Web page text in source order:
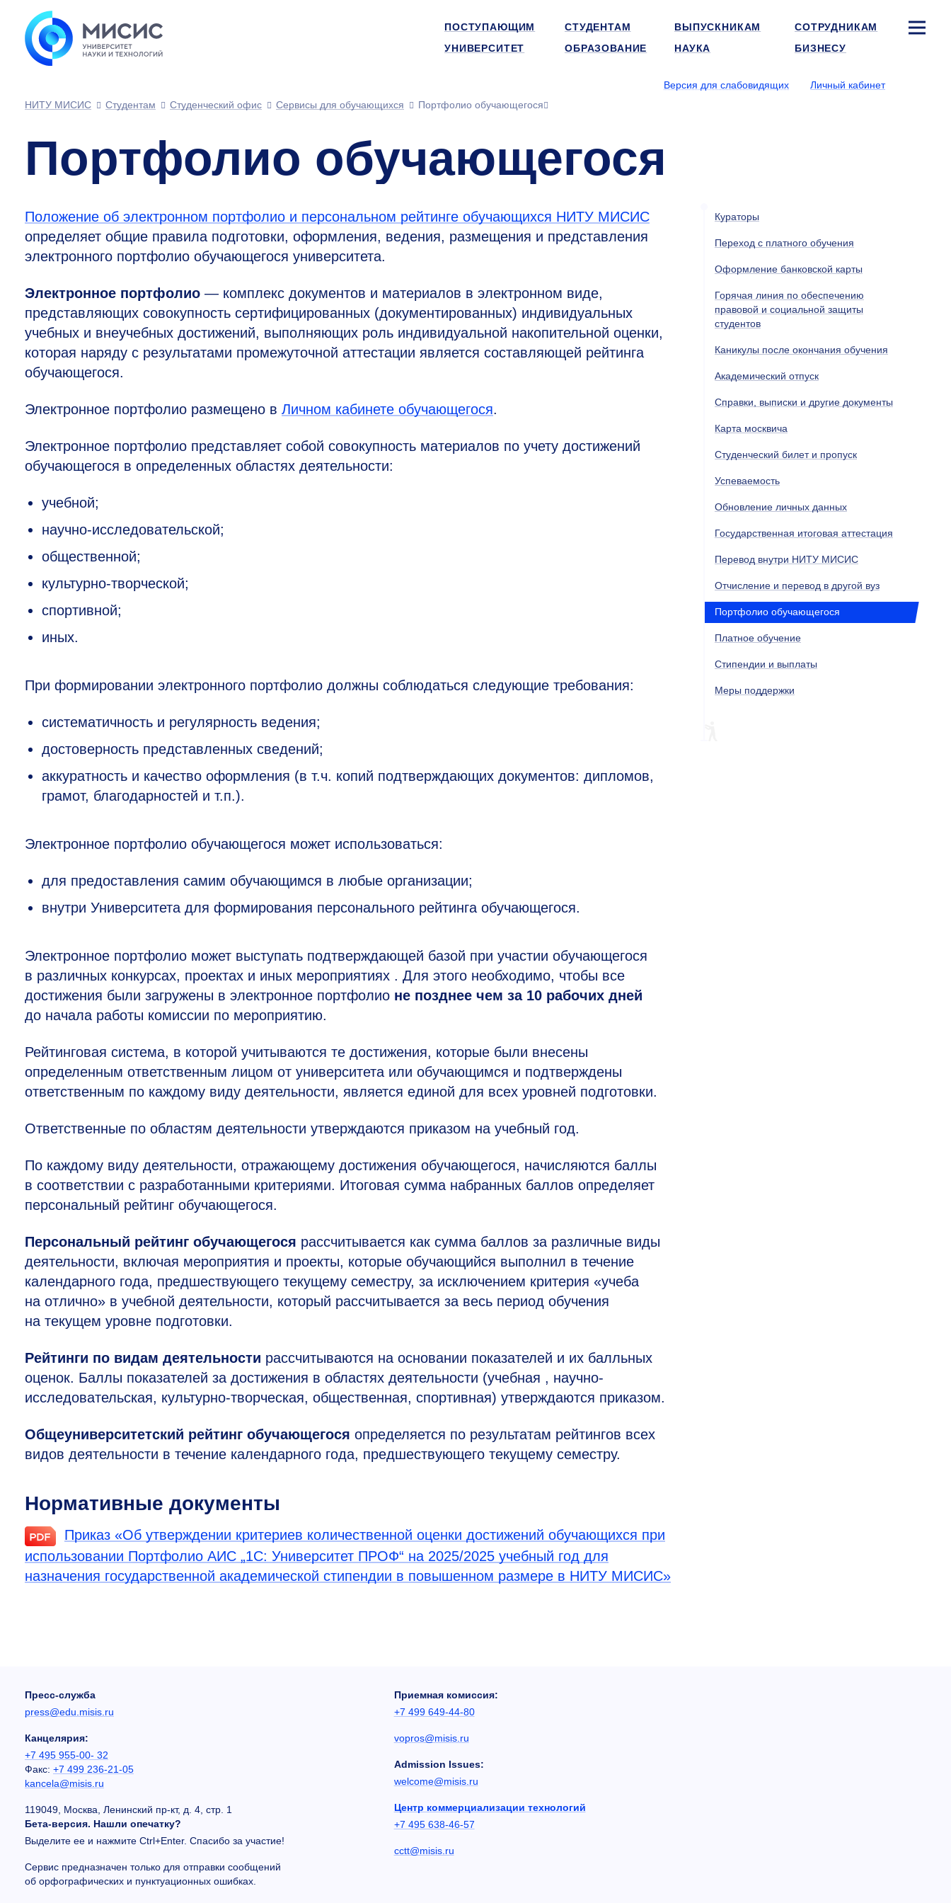
ПОСТУПАЮЩИМ СТУДЕНТАМ ВЫПУСКНИКАМ
СОТРУДНИКАМ
УНИВЕРСИТЕТ
ОБРАЗОВАНИЕ НАУКА БИЗНЕСУ
Версия для слабовидящих
Личный кабинет
НИТУ МИСИС
Студентам Студенческий офис Сервисы для обучающихся Портфолио обучающегося
Портфолио обучающегося
Положение об электронном портфолио и персональном рейтинге обучающихся НИТУ МИСИС
определяет общие правила подготовки, оформления, ведения, размещения и представления
электронного портфолио обучающегося университета.
Электронное портфолио — комплекс документов и материалов в электронном виде,
представляющих совокупность сертифицированных (документированных) индивидуальных
учебных и внеучебных достижений, выполняющих роль индивидуальной накопительной оценки,
которая наряду с результатами промежуточной аттестации является составляющей рейтинга
обучающегося.
Электронное портфолио размещено в Личном кабинете обучающегося.
Электронное портфолио представляет собой совокупность материалов по учету достижений
обучающегося в определенных областях деятельности:
учебной;
научно-исследовательской;
общественной;
культурно-творческой;
спортивной;
иных.
При формировании электронного портфолио должны соблюдаться следующие требования:
систематичность и регулярность ведения;
достоверность представленных сведений;
аккуратность и качество оформления (в т.ч. копий подтверждающих документов: дипломов,
грамот, благодарностей и т.п.).
Электронное портфолио обучающегося может использоваться:
для предоставления самим обучающимся в любые организации;
внутри Университета для формирования персонального рейтинга обучающегося.
Электронное портфолио может выступать подтверждающей базой при участии обучающегося
в различных конкурсах, проектах и иных мероприятиях . Для этого необходимо, чтобы все
достижения были загружены в электронное портфолио не позднее чем за 10 рабочих дней
до начала работы комиссии по мероприятию.
Рейтинговая система, в которой учитываются те достижения, которые были внесены
определенным ответственным лицом от университета или обучающимся и подтверждены
ответственным по каждому виду деятельности, является единой для всех уровней подготовки.
Ответственные по областям деятельности утверждаются приказом на учебный год.
По каждому виду деятельности, отражающему достижения обучающегося, начисляются баллы
в соответствии с разработанными критериями. Итоговая сумма набранных баллов определяет
персональный рейтинг обучающегося.
Персональный рейтинг обучающегося рассчитывается как сумма баллов за различные виды
деятельности, включая мероприятия и проекты, которые обучающийся выполнил в течение
календарного года, предшествующего текущему семестру, за исключением критерия «учеба
на отлично» в учебной деятельности, который рассчитывается за весь период обучения
на текущем уровне подготовки.
Рейтинги по видам деятельности рассчитываются на основании показателей и их балльных
оценок. Баллы показателей за достижения в областях деятельности (учебная , научно-
исследовательская, культурно-творческая, общественная, спортивная) утверждаются приказом.
Общеуниверситетский рейтинг обучающегося определяется по результатам рейтингов всех
видов деятельности в течение календарного года, предшествующего текущему семестру.
Нормативные документы
Приказ «Об утверждении критериев количественной оценки достижений обучающихся при
использовании Портфолио АИС „1С: Университет ПРОФ“ на 2025/2025 учебный год для
назначения государственной академической стипендии в повышенном размере в НИТУ МИСИС»
Кураторы
Переход с платного обучения
Оформление банковской карты
Горячая линия по обеспечению
правовой и социальной защиты
студентов
Каникулы после окончания обучения
Академический отпуск
Справки, выписки и другие документы
Карта москвича
Студенческий билет и пропуск
Успеваемость
Обновление личных данных
Государственная итоговая аттестация
Перевод внутри НИТУ МИСИС
Отчисление и перевод в другой вуз
Портфолио обучающегося
Платное обучение
Стипендии и выплаты
Меры поддержки
Пресс-служба
press@edu.misis.ru
Канцелярия:
+7 495 955-00- 32
Факс: +7 499 236-21-05
kancela@misis.ru
119049, Москва, Ленинский пр-кт, д. 4, стр. 1
Бета-версия. Нашли опечатку?
Выделите ее и нажмите Ctrl+Enter. Спасибо за участие!
Сервис предназначен только для отправки сообщений
об орфографических и пунктуационных ошибках.
Приемная комиссия:
+7 499 649-44-80
vopros@misis.ru
Admission Issues:
welcome@misis.ru
Центр коммерциализации технологий
+7 495 638-46-57
cctt@misis.ru